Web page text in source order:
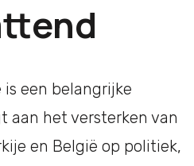
is een belangrijke
aan het versterken van
en België op politiek,